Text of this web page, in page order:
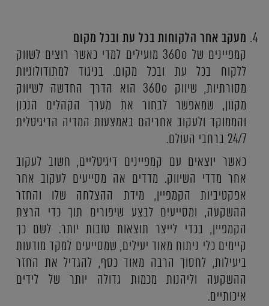
מעקב אחר הלקוחות בכל עת ובכל מקום
קמפיינים של 360o מועילים למדי כאשר רוצים לשווק
ללקוח בכל עת ובכל מקום. בניגוד למתודולוגיות
מסורתיות, שיווק 360o הוא הדרך החדשה לשיווק
מקוון, שמאפשר לבחור את מערך הקהלים הנכון
והממוקד ולעקוב אחריהם באמצעות המדיה הדיגיטלית
24/7 ברחבי העולם.
כאשר יוצאים עם קמפיינים דיגיטליים, חשוב לעקוב
אחר מדדי השיווק. מדדים אה מסייעים לעקוב אחר
אפקטיביות הקמפיין, מידת ההצלחה שלו והחזר
ההשקעה, ומסייעים לבצע שיפורים תוך כדי הרצת
הקמפיין, בכדי לייצר תוצאות טובות יותר. לשם כך
קיימים כלי ניתוח מאוד יעילים, שמסייעים למקד מודעות
ביעילות, לחסוך הרבה מאוד כסף, להגדיל את החזר
ההשקעה וליהנות מכמות גדולה יותר של לידים
איכותיים.